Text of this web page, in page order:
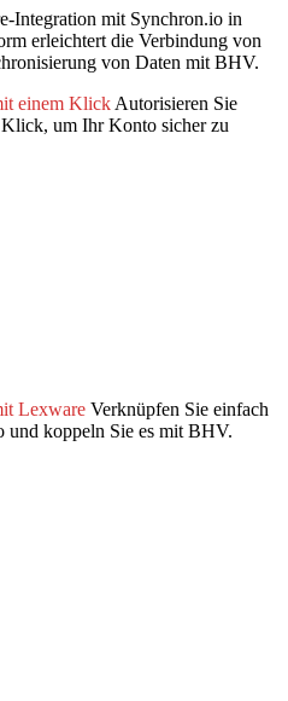
Integration mit Synchron.io in
erleichtert die Verbindung von
von Daten mit BHV.
einem Klick Autorisieren Sie
um Ihr Konto sicher zu
Lexware Verknüpfen Sie einfach
koppeln Sie es mit BHV.